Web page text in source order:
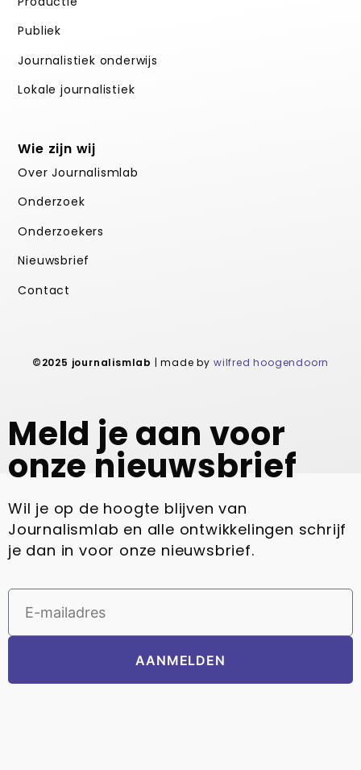
Publiek
Journalistiek onderwijs
Lokale journalistiek
Wie zijn wij
Over Journalismlab
Onderzoek
Onderzoekers
Nieuwsbrief
Contact
©2025 journalismlab | made by wilfred hoogendoorn
Meld je aan voor
onze nieuwsbrief
Wil je op de hoogte blijven van
Journalismlab en alle ontwikkelingen schrijf
je dan in voor onze nieuwsbrief.
AANMELDEN